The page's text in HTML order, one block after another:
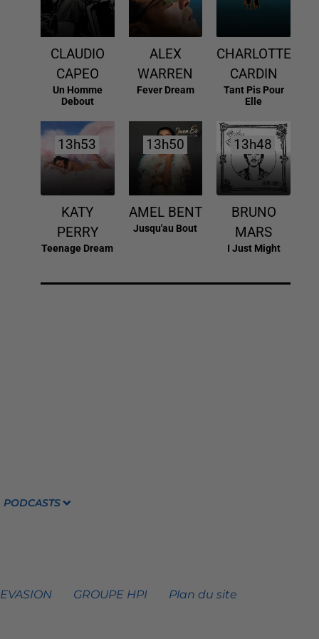
CLAUDIO
CAPEO
Un Homme
Debout
ALEX
WARREN
Fever Dream
CHARLOTTE
CARDIN
Tant Pis Pour
Elle
13h53
13h53
KATY
PERRY
Teenage Dream
13h50
13h50
AMEL BENT
Jusqu'au Bout
13h48
13h48
BRUNO
MARS
I Just Might
PODCASTS
GROUPE HPI Plan du site